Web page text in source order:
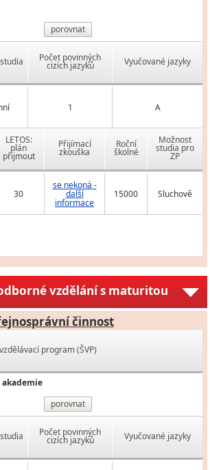
porovnat
Počet povinných
cizích jazyků Vyučované jazyky
1 A
LETOS:
plán
přijmout
Přijímací
zkouška
Roční
školné
Možnost
studia pro
ZP
30
se nekoná -
další
informace
15000 Sluchově
vzdělání s maturitou
činnost
program (ŠVP)
porovnat
Počet povinných
cizích jazyků Vyučované jazyky